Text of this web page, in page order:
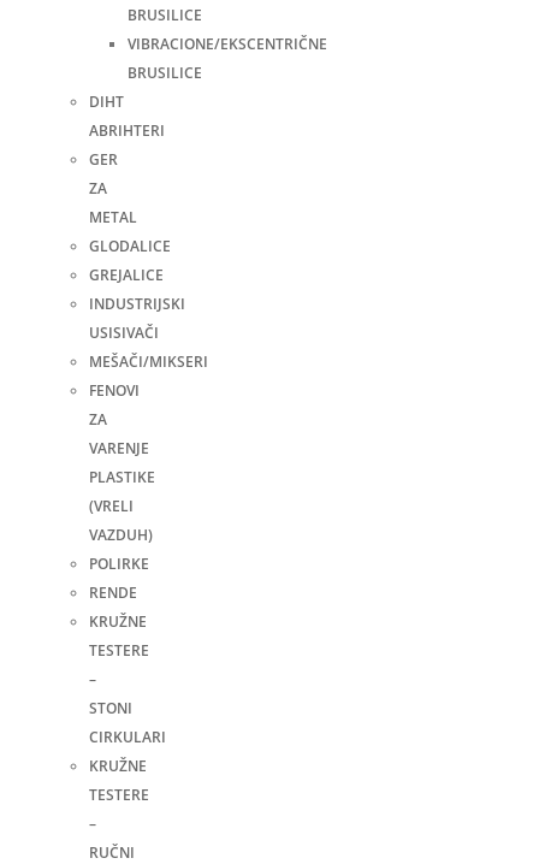
BRUSILICE
VIBRACIONE/EKSCENTRIČNE
BRUSILICE
DIHT
ABRIHTERI
GER
ZA
METAL
GLODALICE
GREJALICE
INDUSTRIJSKI
USISIVAČI
MEŠAČI/MIKSERI
FENOVI
ZA
VARENJE
PLASTIKE
(VRELI
VAZDUH)
POLIRKE
RENDE
KRUŽNE
TESTERE
–
STONI
CIRKULARI
KRUŽNE
TESTERE
–
RUČNI